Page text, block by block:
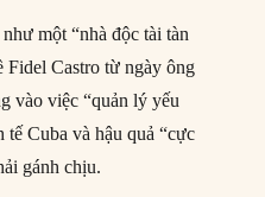
một “nhà độc tài tàn
Fidel Castro từ ngày ông
vào việc “quản lý yếu
Cuba và hậu quả “cực
gánh chịu.